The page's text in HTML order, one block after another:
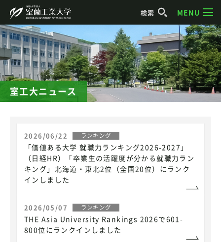
検索 MENU
室工大ニュース
2026/06/22 ランキング
「価値ある大学 就職力ランキング2026-2027」
（日経HR）「卒業生の活躍度が分かる就職力ラン
キング」北海道・東北2位（全国20位）にランク
インしました
2026/05/07 ランキング
THE Asia University Rankings 2026で601-
800位にランクインしました